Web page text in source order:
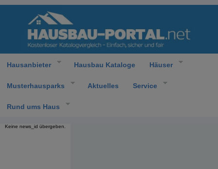
Hausanbieter Hausbau Kataloge Häuser
Musterhausparks Aktuelles Service
Rund ums Haus
Keine news_id übergeben.